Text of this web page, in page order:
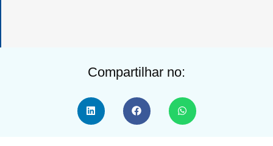
Compartilhar no: